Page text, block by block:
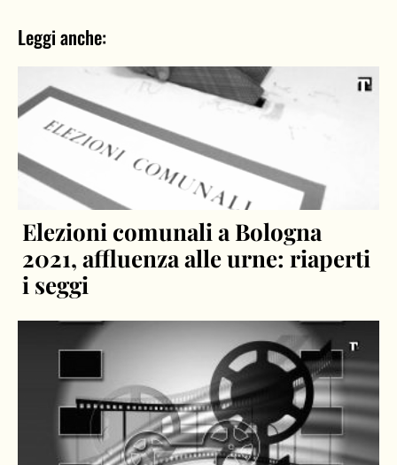
Leggi anche:
Elezioni comunali a Bologna
2021, affluenza alle urne: riaperti
i seggi